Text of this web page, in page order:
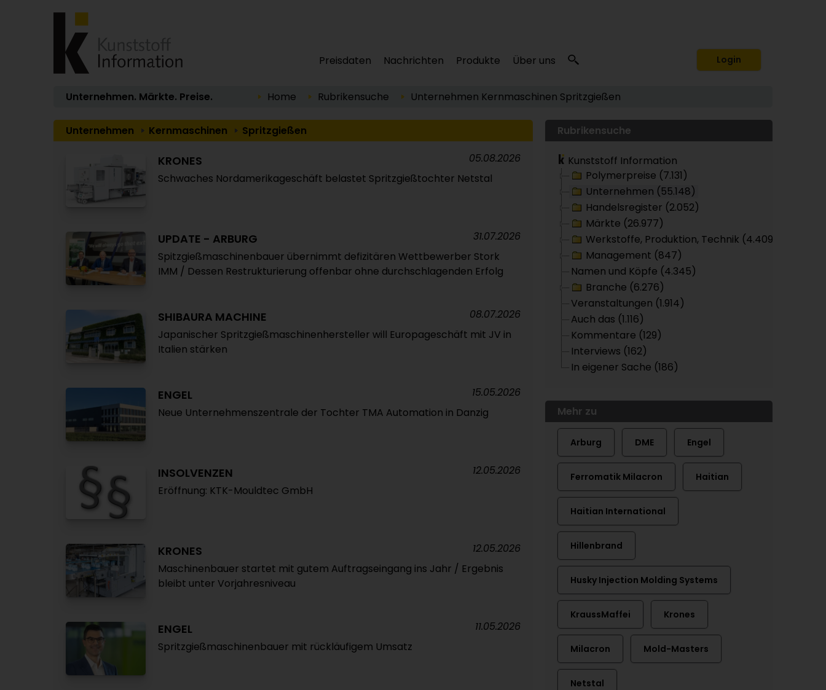
Preisdaten Nachrichten Produkte Über uns Login
Unternehmen. Märkte. Preise. Home Rubrikensuche Unternehmen Kernmaschinen Spritzgießen
Unternehmen Kernmaschinen Spritzgießen
KRONES
Schwaches Nordamerikageschäft belastet Spritzgießtochter Netstal
05.08.2026
UPDATE - ARBURG
Spitzgießmaschinenbauer übernimmt defizitären Wettbewerber Stork
IMM / Dessen Restrukturierung offenbar ohne durchschlagenden Erfolg
31.07.2026
SHIBAURA MACHINE
Japanischer Spritzgießmaschinenhersteller will Europageschäft mit JV in
Italien stärken
08.07.2026
ENGEL
Neue Unternehmenszentrale der Tochter TMA Automation in Danzig
15.05.2026
INSOLVENZEN
Eröffnung: KTK-Mouldtec GmbH
12.05.2026
KRONES
Maschinenbauer startet mit gutem Auftragseingang ins Jahr / Ergebnis
bleibt unter Vorjahresniveau
12.05.2026
ENGEL
Spritzgießmaschinenbauer mit rückläufigem Umsatz
11.05.2026
Rubrikensuche
Kunststoff Information
Polymerpreise (7.131)
Unternehmen (55.148)
Handelsregister (2.052)
Märkte (26.977)
Werkstoffe, Produktion, Technik (4.409)
Management (847)
Namen und Köpfe (4.345)
Branche (6.276)
Veranstaltungen (1.914)
Auch das (1.116)
Kommentare (129)
Interviews (162)
In eigener Sache (186)
Mehr zu
Arburg DME Engel
Ferromatik Milacron Haitian
Haitian International
Hillenbrand
Husky Injection Molding Systems
KraussMaffei Krones
Milacron Mold-Masters
Netstal